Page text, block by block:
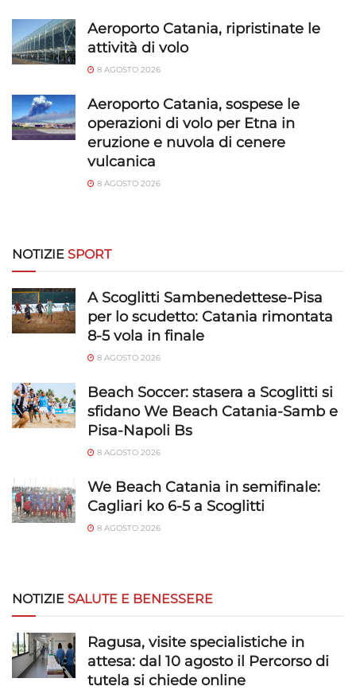
fonti di dati, Collegare diversi dispositivi,
Identificare i dispositivi in base alle informazioni
trasmesse automaticamente.
Utilizzare dati di geolocalizzazione precisi,
Riconoscere i dispositivi in base a informazioni
richieste attivamente.
rilevare frodi, correggere errori, Erogare
Aeroporto Catania, ripristinate le
attività di volo
8 AGOSTO 2026
Aeroporto Catania, sospese le
operazioni di volo per Etna in
eruzione e nuvola di cenere
vulcanica
8 AGOSTO 2026
NOTIZIE SPORT
A Scoglitti Sambenedettese-Pisa
per lo scudetto: Catania rimontata
8-5 vola in finale
8 AGOSTO 2026
Beach Soccer: stasera a Scoglitti si
sfidano We Beach Catania-Samb e
Pisa-Napoli Bs
8 AGOSTO 2026
We Beach Catania in semifinale:
Cagliari ko 6-5 a Scoglitti
8 AGOSTO 2026
NOTIZIE SALUTE E BENESSERE
Ragusa, visite specialistiche in
attesa: dal 10 agosto il Percorso di
tutela si chiede online